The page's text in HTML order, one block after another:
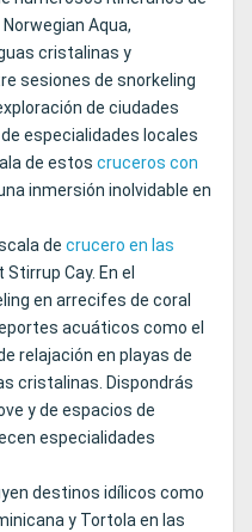
Aqua,
cristalinas y
sesiones de snorkeling
de ciudades
especialidades locales
de estos cruceros con
inmersión inolvidable en
de crucero en las
Cay. En el
en arrecifes de coral
acuáticos como el
relajación en playas de
cristalinas. Dispondrás
y de espacios de
especialidades
destinos idílicos como
y Tortola en las